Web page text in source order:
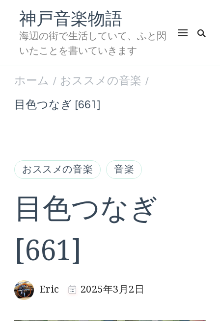
神戸音楽物語
海辺の街で生活していて、ふと閃
いたことを書いていきます
ホーム / おススメの音楽 /
目色つなぎ [661]
おススメの音楽 音楽
目色つなぎ
[661]
Eric 2025年3月2日